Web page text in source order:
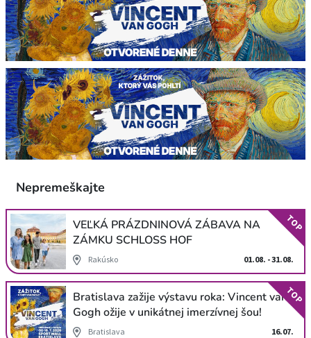
Nepremeškajte
VEĽKÁ PRÁZDNINOVÁ ZÁBAVA NA
ZÁMKU SCHLOSS HOF
Rakúsko 01.08. - 31.08.
TOP
Bratislava zažije výstavu roka: Vincent van
Gogh ožije v unikátnej imerzívnej šou!
Bratislava 16.07.
TOP